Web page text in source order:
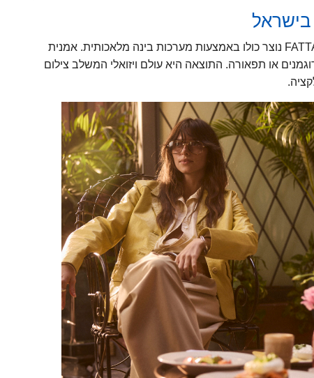
לראשונה בענף המלונאות בישראל, הקמפיין של FATTAL COLORS נוצר כולו באמצעות מערכות בינה מלאכותית. אמנית
או תפאורה. התוצאה היא עולם ויזואלי המשלב צילום